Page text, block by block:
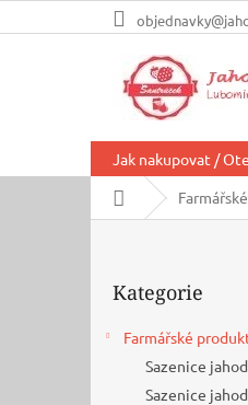
na
Jak nakupovat /
Domů
kategorie
Kategorie
Farmářské
Sazenice
Sazenice